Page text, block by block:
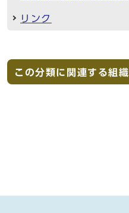
リンク
この分類に関連する組織